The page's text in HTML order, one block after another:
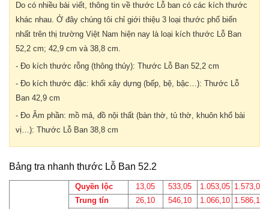
Do có nhiều bài viết, thông tin về thước Lỗ ban có các kích thước
khác nhau. Ở đây chúng tôi chỉ giới thiệu 3 loại thước phổ biến
nhất trên thị trường Việt Nam hiện nay là loại kích thước Lỗ Ban
52,2 cm; 42,9 cm và 38,8 cm.
- Đo kích thước rỗng (thông thủy): Thước Lỗ Ban 52,2 cm
- Đo kích thước đặc: khối xây dựng (bếp, bệ, bậc…): Thước Lỗ
Ban 42,9 cm
- Đo Âm phần: mồ mả, đồ nội thất (bàn thờ, tủ thờ, khuôn khổ bài
vị…): Thước Lỗ Ban 38,8 cm
Bảng tra nhanh thước Lỗ Ban 52.2
Quyền lộc
Trung tín
13,05 533,05 1.053,05 1.573,05
26,10
546,10 1.066,10 1.586,10